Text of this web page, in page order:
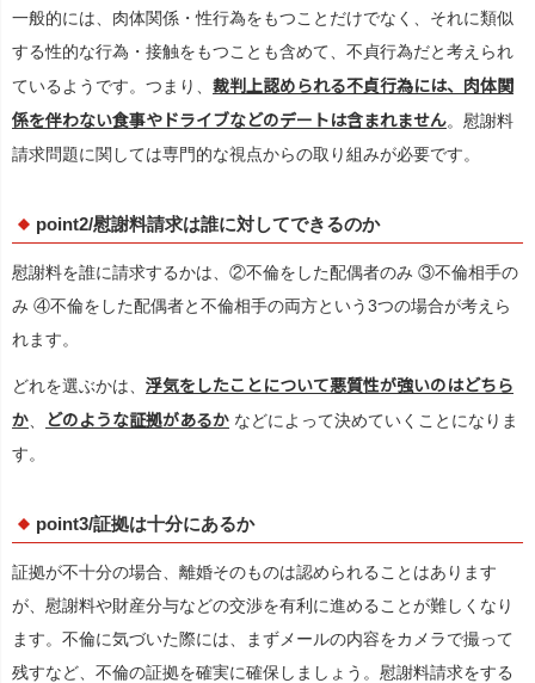
一般的には、肉体関係・性行為をもつことだけでなく、それに類似
する性的な行為・接触をもつことも含めて、不貞行為だと考えられ
ているようです。つまり、 裁判上認められる不貞行為には、肉体関
係を伴わない食事やドライブなどのデートは含まれません。慰謝料
請求問題に関しては専門的な視点からの取り組みが必要です。
point2/慰謝料請求は誰に対してできるのか
慰謝料を誰に請求するかは、②不倫をした配偶者のみ ③不倫相手の
み ④不倫をした配偶者と不倫相手の両方という3つの場合が考えら
れます。
どれを選ぶかは、 浮気をしたことについて悪質性が強いのはどちら
か
どのような証拠があるか などによって決めていくことになりま
す。
point3/証拠は十分にあるか
証拠が不十分の場合、離婚そのものは認められることはあります
が、慰謝料や財産分与などの交渉を有利に進めることが難しくなり
ます。不倫に気づいた際には、まずメールの内容をカメラで撮って
残すなど、不倫の証拠を確実に確保しましょう。慰謝料請求をする